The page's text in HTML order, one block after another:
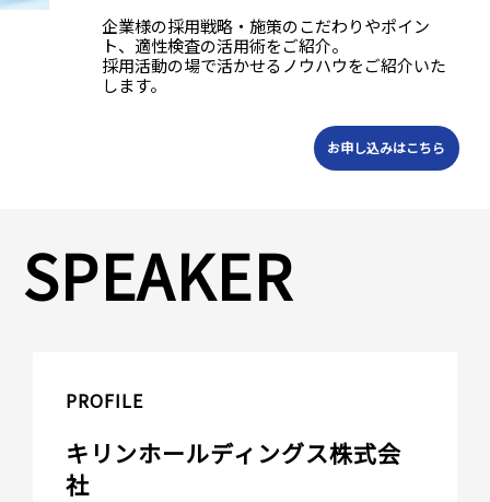
企業様の採用戦略・施策のこだわりやポイン
ト、適性検査の活用術をご紹介。
採用活動の場で活かせるノウハウをご紹介いた
します。
お申し込みはこちら
SPEAKER
PROFILE
キリンホールディングス株式会
社